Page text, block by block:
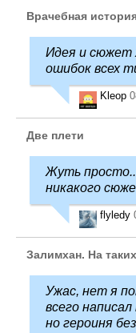
Врачебная
Идея и сюжет
ошибок всех
Kleop
Две плети
Жуть
никакого
flyledy
Залимхан. На
Ужас, нет я
всего написал
но героиня